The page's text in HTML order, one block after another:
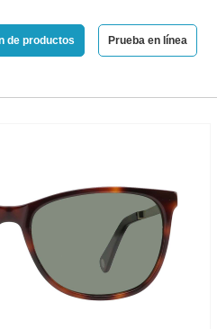
como una forma de
visual. Añada lentes
de productos Prueba en línea